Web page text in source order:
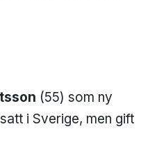
(55) som ny
i Sverige, men gift